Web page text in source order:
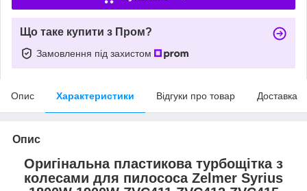
Що таке купити з Пром?
Замовлення під захистом
Опис Характеристики Відгуки про товар Доставка
Опис
Оригінальна пластикова турбощітка з
колесами для пилососа Zelmer Syrius